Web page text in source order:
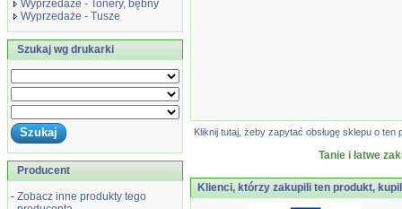
Wyprzedaże - Tonery, bębny
Wyprzedaże - Tusze
Szukaj wg drukarki
Producent
- Zobacz inne produkty tego
Kliknij tutaj, żeby zapytać obsługę sklepu o
Tanie i łatwe
Klienci, którzy zakupili ten produkt,